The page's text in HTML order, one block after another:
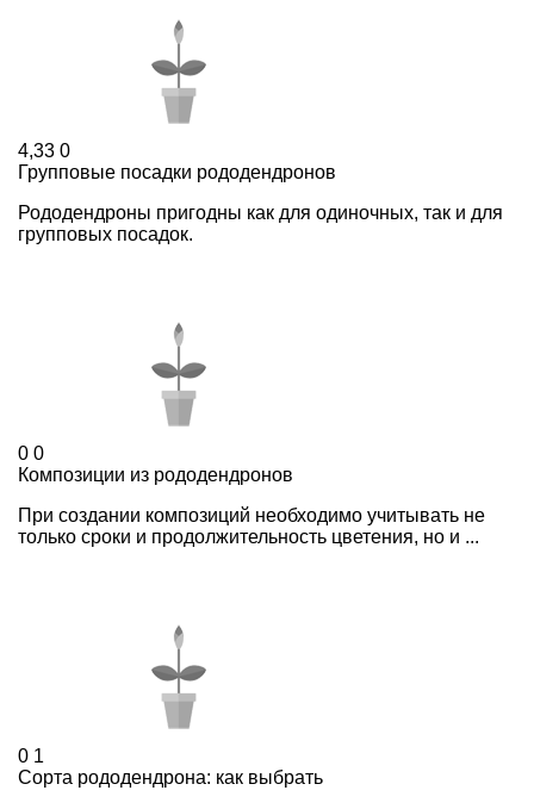
4,33 0
Групповые посадки рододендронов
Рододендроны пригодны как для одиночных, так и для
групповых посадок.
0 0
Композиции из рододендронов
При создании композиций необходимо учитывать не
только сроки и продолжительность цветения, но и ...
0 1
Сорта рододендрона: как выбрать